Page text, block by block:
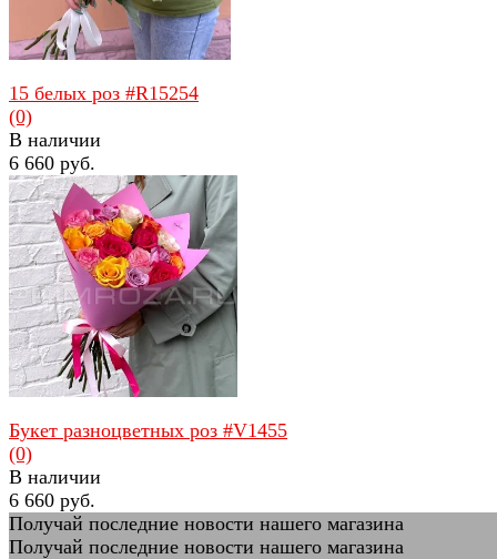
избранное сравнить
15 белых роз #R15254
(0)
В наличии
6 660 руб.
Букет разноцветных роз #V1455
(0)
В наличии
6 660 руб.
Получай последние новости нашего магазина
Получай последние новости нашего магазина